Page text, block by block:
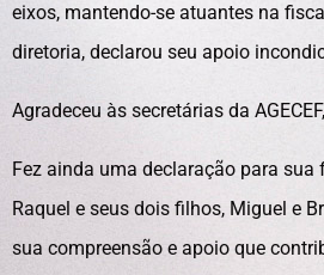
eixos, mantendo-se atuantes na
diretoria, declarou seu apoio
Agradeceu às secretárias da
Fez ainda uma declaração para sua
Raquel e seus dois filhos, Miguel e
sua compreensão e apoio que